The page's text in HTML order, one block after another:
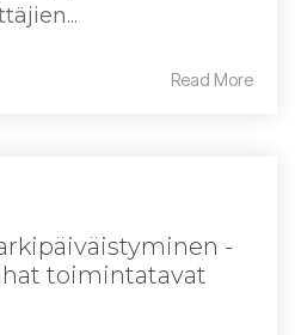
Read More
-
toimintatavat